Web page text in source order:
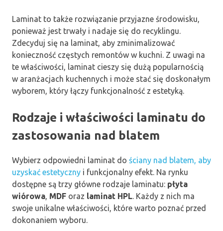
Laminat to także rozwiązanie przyjazne środowisku,
ponieważ jest trwały i nadaje się do recyklingu.
Zdecyduj się na laminat, aby zminimalizować
konieczność częstych remontów w kuchni. Z uwagi na
te właściwości, laminat cieszy się dużą popularnością
w aranżacjach kuchennych i może stać się doskonałym
wyborem, który łączy funkcjonalność z estetyką.
Rodzaje i właściwości laminatu do
zastosowania nad blatem
Wybierz odpowiedni laminat do ściany nad blatem, aby
uzyskać estetyczny i funkcjonalny efekt. Na rynku
dostępne są trzy główne rodzaje laminatu: płyta
wiórowa, MDF oraz laminat HPL. Każdy z nich ma
swoje unikalne właściwości, które warto poznać przed
dokonaniem wyboru.